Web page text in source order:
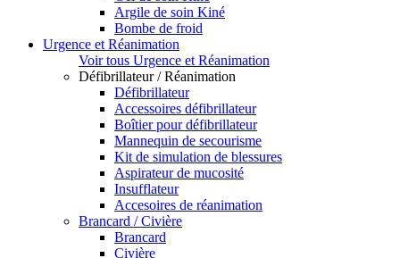
Argile de soin Kiné
Bombe de froid
Urgence et Réanimation
Voir tous Urgence et Réanimation
Défibrillateur / Réanimation
Défibrillateur
Accessoires défibrillateur
Boîtier pour défibrillateur
Mannequin de secourisme
Kit de simulation de blessures
Aspirateur de mucosité
Insufflateur
Accesoires de réanimation
Brancard / Civière
Brancard
Civière